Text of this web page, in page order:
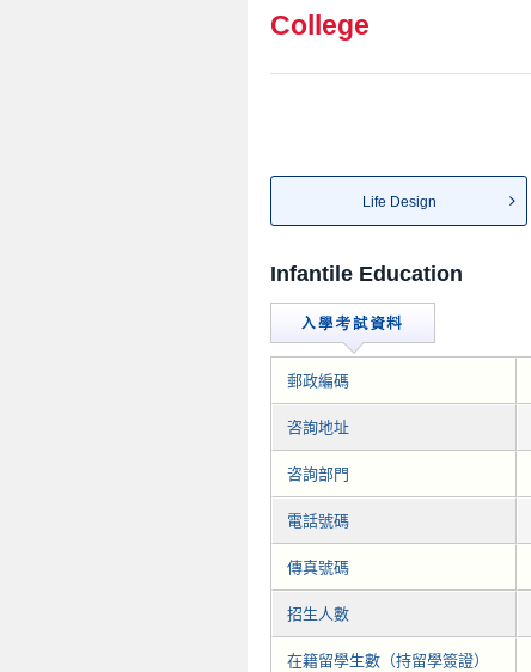
College
Life Design
Infantile Education
郵政編碼
咨詢地址
咨詢部門
電話號碼
傳真號碼
招生人數
在籍留學生數（持留學簽證）